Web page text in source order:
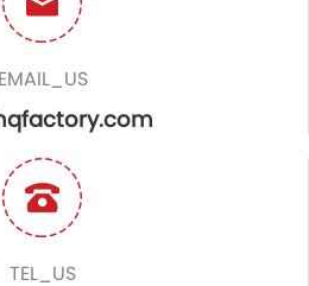
EMAIL_US
TEL_US